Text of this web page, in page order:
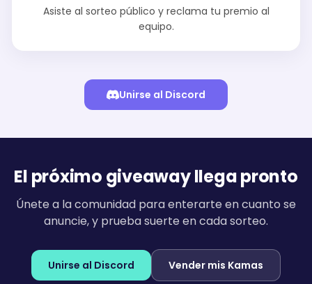
Asiste al sorteo público y reclama tu premio al
equipo.
Unirse al Discord
El próximo giveaway llega pronto
Únete a la comunidad para enterarte en cuanto se
anuncie, y prueba suerte en cada sorteo.
Unirse al Discord Vender mis Kamas